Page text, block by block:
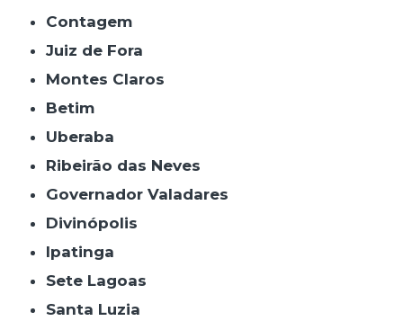
Contagem
Juiz de Fora
Montes Claros
Betim
Uberaba
Ribeirão das Neves
Governador Valadares
Divinópolis
Ipatinga
Sete Lagoas
Santa Luzia